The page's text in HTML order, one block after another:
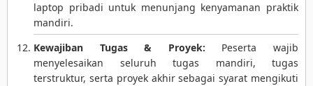
laptop pribadi untuk menunjang kenyamanan praktik
mandiri.
Kewajiban Tugas & Proyek: Peserta wajib
menyelesaikan seluruh tugas mandiri, tugas
terstruktur, serta proyek akhir sebagai syarat mengikuti